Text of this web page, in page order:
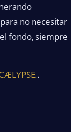
no necesitar
fondo, siempre
.